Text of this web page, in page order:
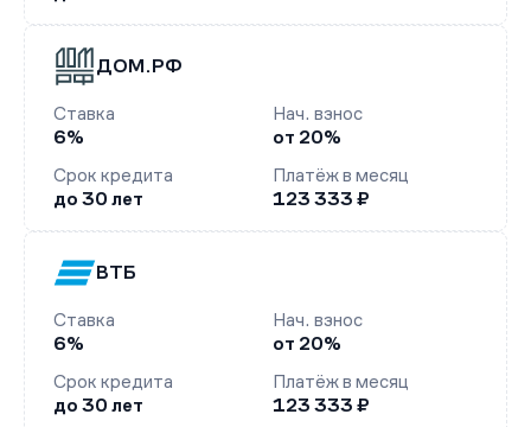
ДОМ.РФ
Ставка
6%
Нач. взнос
от 20%
Срок кредита
до 30 лет
Платёж в месяц
123 333 ₽
ВТБ
Ставка
6%
Нач. взнос
от 20%
Срок кредита
до 30 лет
Платёж в месяц
123 333 ₽